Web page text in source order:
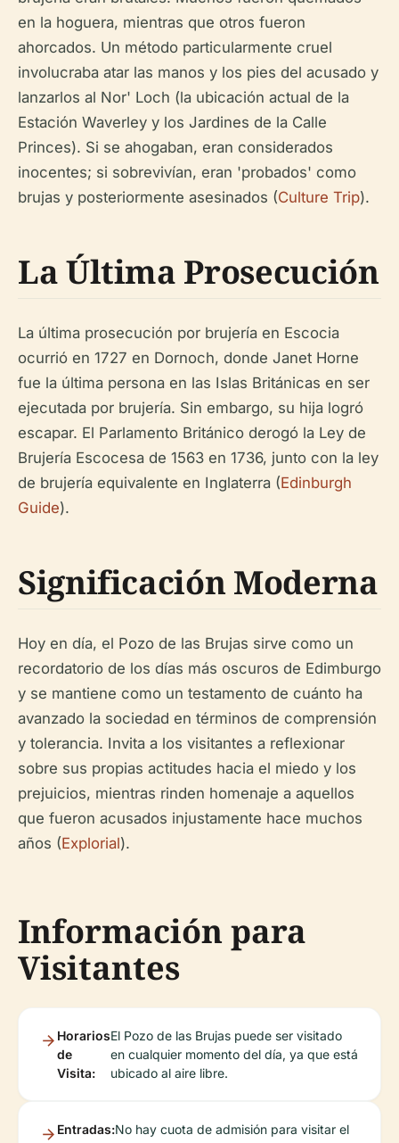
en la hoguera, mientras que otros fueron
ahorcados. Un método particularmente cruel
involucraba atar las manos y los pies del acusado y
lanzarlos al Nor' Loch (la ubicación actual de la
Estación Waverley y los Jardines de la Calle
Princes). Si se ahogaban, eran considerados
inocentes; si sobrevivían, eran 'probados' como
brujas y posteriormente asesinados (Culture Trip).
La Última Prosecución
La última prosecución por brujería en Escocia
ocurrió en 1727 en Dornoch, donde Janet Horne
fue la última persona en las Islas Británicas en ser
ejecutada por brujería. Sin embargo, su hija logró
escapar. El Parlamento Británico derogó la Ley de
Brujería Escocesa de 1563 en 1736, junto con la ley
de brujería equivalente en Inglaterra (Edinburgh
Guide).
Significación Moderna
Hoy en día, el Pozo de las Brujas sirve como un
recordatorio de los días más oscuros de Edimburgo
y se mantiene como un testamento de cuánto ha
avanzado la sociedad en términos de comprensión
y tolerancia. Invita a los visitantes a reflexionar
sobre sus propias actitudes hacia el miedo y los
prejuicios, mientras rinden homenaje a aquellos
que fueron acusados injustamente hace muchos
años (Explorial).
Información para
Visitantes
Horarios
de
Visita:
El Pozo de las Brujas puede ser visitado
en cualquier momento del día, ya que está
ubicado al aire libre.
Entradas:No hay cuota de admisión para visitar el